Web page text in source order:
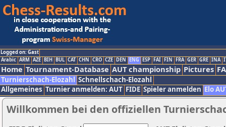
Logged on: Gast
Arabic ARM AZE BIH BUL CAT CHN CRO CZE DEN ENG ESP FAI FIN FRA GER GRE INA
Home Tournament-Database AUT championship Pictures
Turnierschach-Elozahl Schnellschach-Elozahl
Allgemeines Turnier anmelden: AUT FIDE Spieler anmelden Elo
Willkommen bei den offiziellen